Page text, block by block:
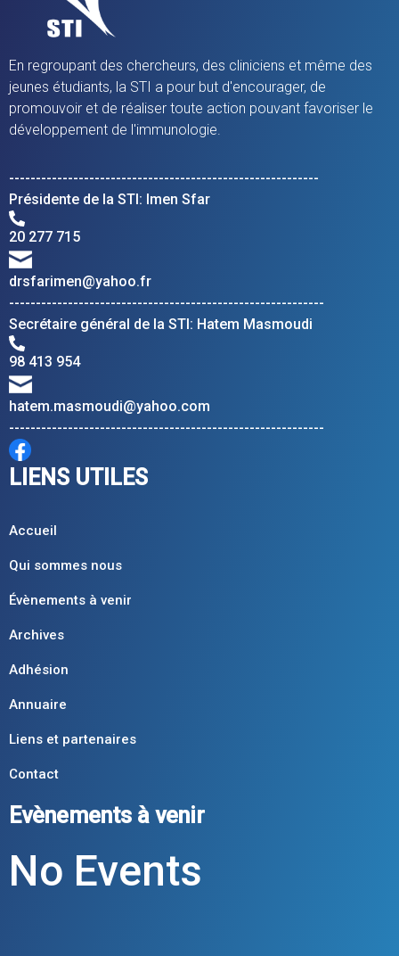
En regroupant des chercheurs, des cliniciens et même des
jeunes étudiants, la STI a pour but d'encourager, de
promouvoir et de réaliser toute action pouvant favoriser le
développement de l'immunologie.
----------------------------------------------------------
Présidente de la STI: Imen Sfar
20 277 715
drsfarimen@yahoo.fr
-----------------------------------------------------------
Secrétaire général de la STI: Hatem Masmoudi
98 413 954
hatem.masmoudi@yahoo.com
-----------------------------------------------------------
LIENS UTILES
Accueil
Qui sommes nous
Évènements à venir
Archives
Adhésion
Annuaire
Liens et partenaires
Contact
Evènements à venir
No Events